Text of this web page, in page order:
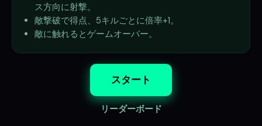
ス方向に射撃。
敵撃破で得点、5キルごとに倍率+1。
敵に触れるとゲームオーバー。
スタート
リーダーボード